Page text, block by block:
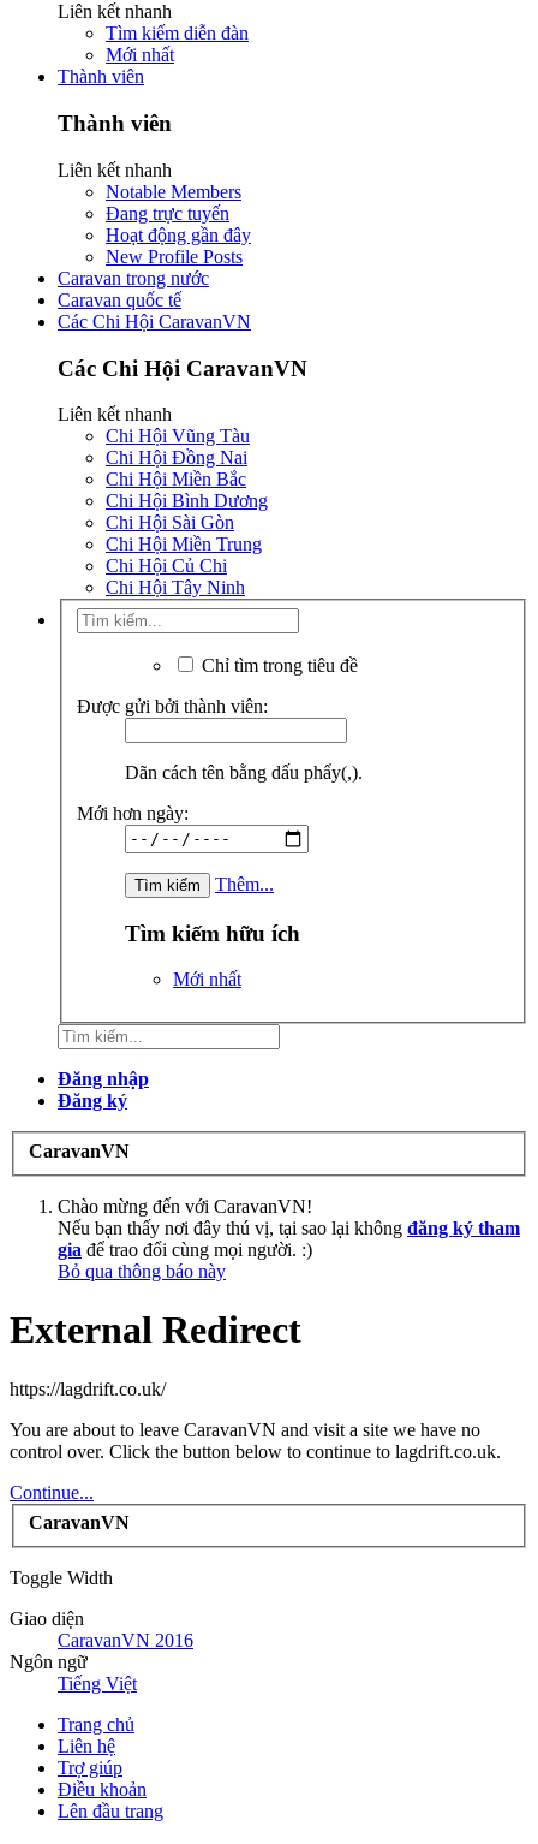
Liên kết nhanh
Tìm kiếm diễn đàn
Mới nhất
Thành viên
Thành viên
Liên kết nhanh
Notable Members
Đang trực tuyến
Hoạt động gần đây
New Profile Posts
Caravan trong nước
Caravan quốc tế
Các Chi Hội CaravanVN
Các Chi Hội CaravanVN
Liên kết nhanh
Chi Hội Vũng Tàu
Chi Hội Đồng Nai
Chi Hội Miền Bắc
Chi Hội Bình Dương
Chi Hội Sài Gòn
Chi Hội Miền Trung
Chi Hội Củ Chi
Chi Hội Tây Ninh
Chỉ tìm trong tiêu đề
Được gửi bởi thành viên:
Dãn cách tên bằng dấu phẩy(,).
Mới hơn ngày:
Thêm...
Tìm kiếm hữu ích
Mới nhất
Đăng nhập
Đăng ký
CaravanVN
Chào mừng đến với CaravanVN!
Nếu bạn thấy nơi đây thú vị, tại sao lại không đăng ký tham
gia để trao đổi cùng mọi người. :)
Bỏ qua thông báo này
External Redirect
https://lagdrift.co.uk/
You are about to leave CaravanVN and visit a site we have no
control over. Click the button below to continue to lagdrift.co.uk.
Continue...
CaravanVN
Toggle Width
Giao diện
CaravanVN 2016
Ngôn ngữ
Tiếng Việt
Trang chủ
Liên hệ
Trợ giúp
Điều khoản
Lên đầu trang